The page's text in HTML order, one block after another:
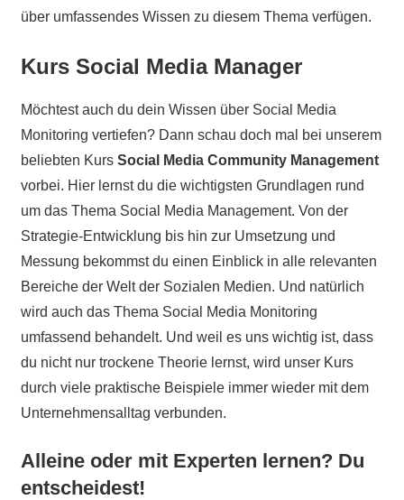
über umfassendes Wissen zu diesem Thema verfügen.
Kurs Social Media Manager
Möchtest auch du dein Wissen über Social Media
Monitoring vertiefen? Dann schau doch mal bei unserem
beliebten Kurs Social Media Community Management
vorbei. Hier lernst du die wichtigsten Grundlagen rund
um das Thema Social Media Management. Von der
Strategie-Entwicklung bis hin zur Umsetzung und
Messung bekommst du einen Einblick in alle relevanten
Bereiche der Welt der Sozialen Medien. Und natürlich
wird auch das Thema Social Media Monitoring
umfassend behandelt. Und weil es uns wichtig ist, dass
du nicht nur trockene Theorie lernst, wird unser Kurs
durch viele praktische Beispiele immer wieder mit dem
Unternehmensalltag verbunden.
Alleine oder mit Experten lernen? Du
entscheidest!